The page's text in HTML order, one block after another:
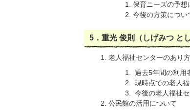
保育ニーズの予想
今後の方策につい
5．重光 俊則（しげみつ とし
老人福祉センターのあり
過去5年間の利用
現時点での老人
今後の老人福祉
公民館の活用について